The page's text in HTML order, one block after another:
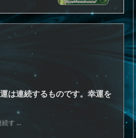
は連続するものです。幸運を
す ...